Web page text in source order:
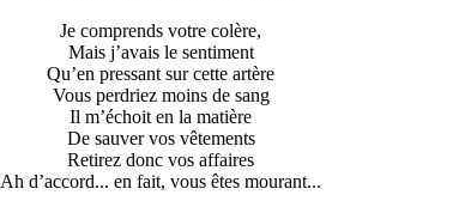
Je comprends votre colère,
Mais j’avais le sentiment
Qu’en pressant sur cette artère
Vous perdriez moins de sang
Il m’échoit en la matière
De sauver vos vêtements
Retirez donc vos affaires
Ah d’accord... en fait, vous êtes mourant...